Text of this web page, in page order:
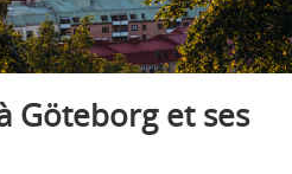
Göteborg et ses